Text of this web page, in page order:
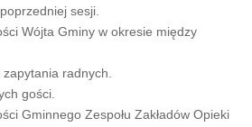
sesji.
Wójta Gminy w okresie między
radnych.
gości.
Gminnego Zespołu Zakładów Opieki